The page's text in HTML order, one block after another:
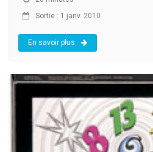
Sortie : 1 janv. 2010
En savoir plus